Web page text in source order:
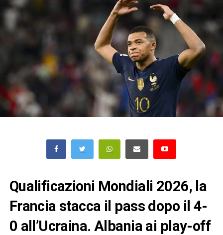
Qualificazioni Mondiali 2026, la
Francia stacca il pass dopo il 4-
0 all’Ucraina. Albania ai play-off